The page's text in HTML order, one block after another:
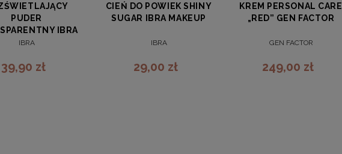
PUDER
IBRA
NR 3
IBRA
39,90 zł
CIEŃ DO POWIEK SHINY
SUGAR IBRA MAKEUP
IBRA
29,00 zł
KREM PERSONAL CARE
„RED” GEN FACTOR
GEN FACTOR
249,00 zł